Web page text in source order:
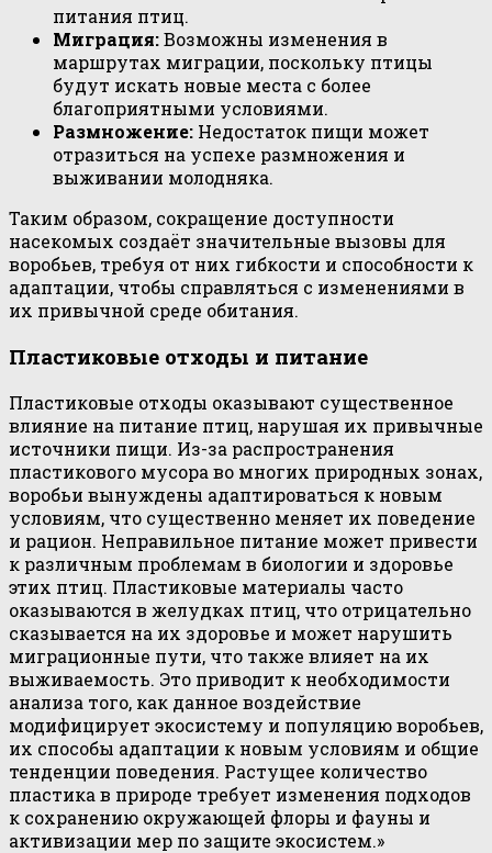
питания птиц.
Миграция:Возможны изменения в
маршрутах миграции, поскольку птицы
будут искать новые места с более
благоприятными условиями.
Размножение: Недостаток пищи может
отразиться на успехе размножения и
выживании молодняка.
Таким образом, сокращение доступности
насекомых создаёт значительные вызовы для
воробьев, требуя от них гибкости и способности к
адаптации, чтобы справляться с изменениями в
их привычной среде обитания.
Пластиковые отходы и питание
Пластиковые отходы оказывают существенное
влияние на питание птиц, нарушая их привычные
источники пищи. Из-за распространения
пластикового мусора во многих природных зонах,
воробьи вынуждены адаптироваться к новым
условиям, что существенно меняет их поведение
и рацион. Неправильное питание может привести
к различным проблемам в биологии и здоровье
этих птиц. Пластиковые материалы часто
оказываются в желудках птиц, что отрицательно
сказывается на их здоровье и может нарушить
миграционные пути, что также влияет на их
выживаемость. Это приводит к необходимости
анализа того, как данное воздействие
модифицирует экосистему и популяцию воробьев,
их способы адаптации к новым условиям и общие
тенденции поведения. Растущее количество
пластика в природе требует изменения подходов
к сохранению окружающей флоры и фауны и
активизации мер по защите экосистем.»